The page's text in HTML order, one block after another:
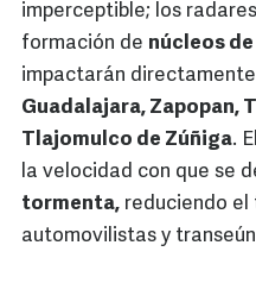
imperceptible; los
formación de núcleos
impactarán
Guadalajara, Zapopan,
Tlajomulco de Zúñiga.
la velocidad con que se
tormenta, reduciendo el
automovilistas y